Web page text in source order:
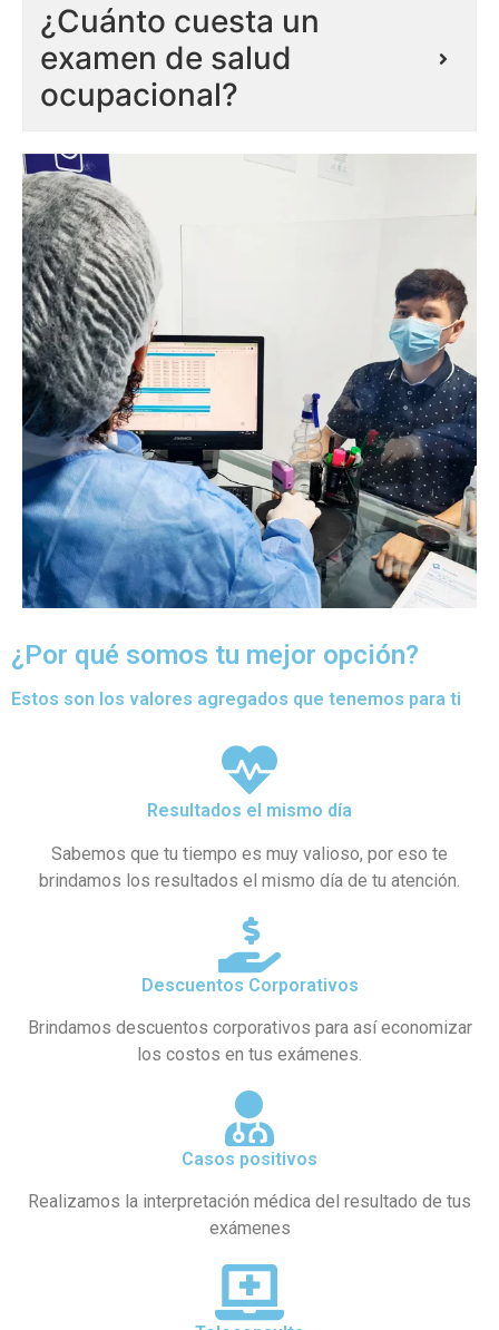
¿Cuánto cuesta un
examen de salud
ocupacional?
¿Por qué somos tu mejor opción?
Estos son los valores agregados que tenemos para ti
Resultados el mismo día
Sabemos que tu tiempo es muy valioso, por eso te
brindamos los resultados el mismo día de tu atención.
Descuentos Corporativos
Brindamos descuentos corporativos para así economizar
los costos en tus exámenes.
Casos positivos
Realizamos la interpretación médica del resultado de tus
exámenes